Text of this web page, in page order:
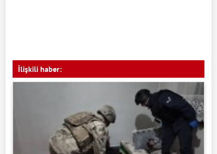
İlişkili haber: